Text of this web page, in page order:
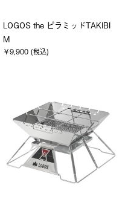
LOGOS the ピラミッドTAKIBI
M
￥9,900 (税込)